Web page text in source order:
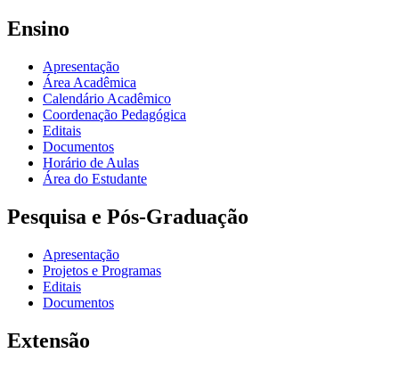
Ensino
Apresentação
Área Acadêmica
Calendário Acadêmico
Coordenação Pedagógica
Editais
Documentos
Horário de Aulas
Área do Estudante
Pesquisa e Pós-Graduação
Apresentação
Projetos e Programas
Editais
Documentos
Extensão